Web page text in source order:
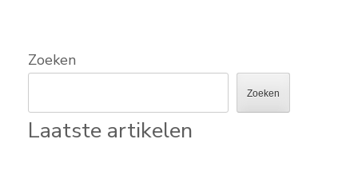
Zoeken
Zoeken
Laatste artikelen